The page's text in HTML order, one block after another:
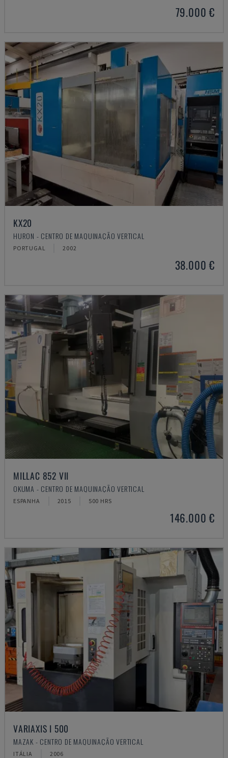
79.000 €
KX20
HURON - CENTRO DE MAQUINAÇÃO VERTICAL
PORTUGAL 2002
38.000 €
MILLAC 852 VII
OKUMA - CENTRO DE MAQUINAÇÃO VERTICAL
ESPANHA 2015 500 HRS
146.000 €
VARIAXIS I 500
MAZAK - CENTRO DE MAQUINAÇÃO VERTICAL
ITÁLIA 2006